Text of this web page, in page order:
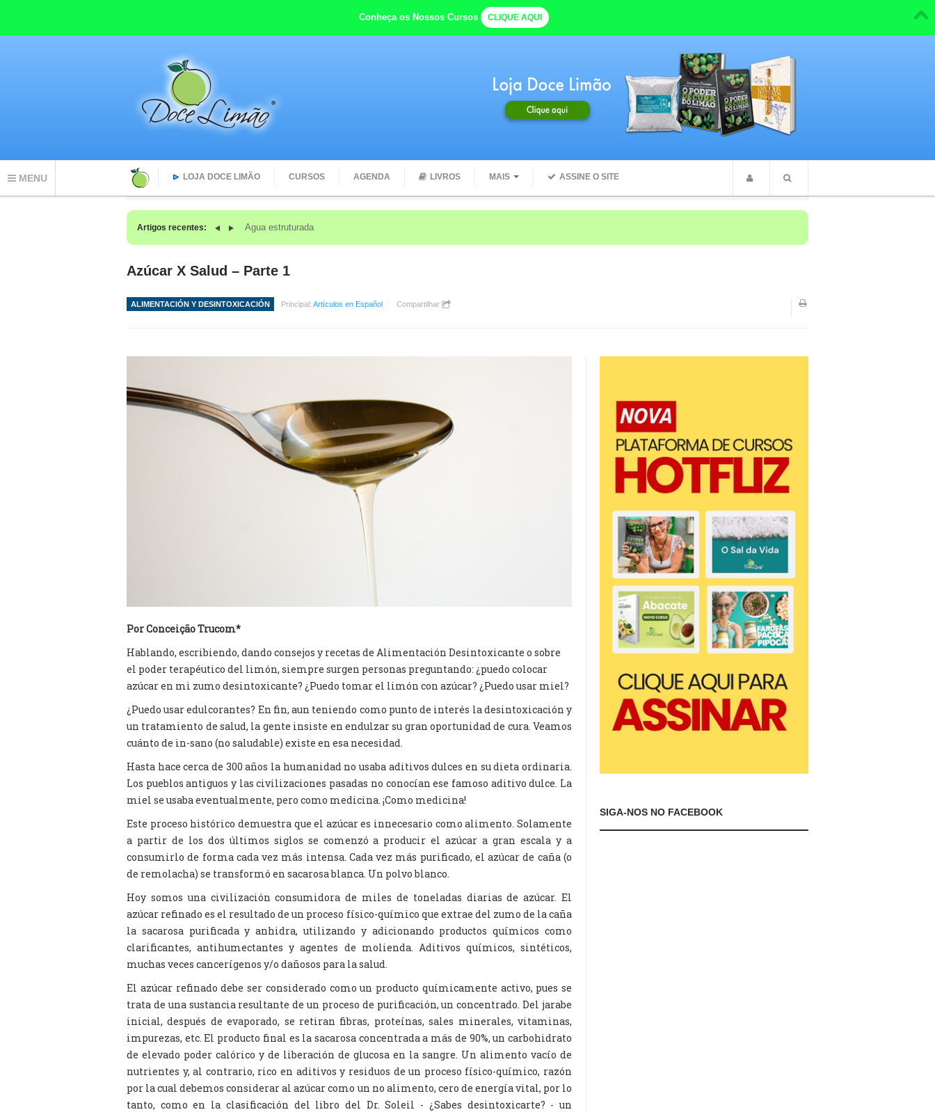
MENU LOJA DOCE LIMÃO CURSOS AGENDA LIVROS MAIS ASSINE O SITE
Artigos recentes: O que acontece com seu CORPO quando você começa o dia com ÁGUA
Azúcar X Salud – Parte 1
ALIMENTACIÓN Y DESINTOXICACIÓN Principal: Artículos en Español Compartilhar
Por Conceição Trucom*
Hablando, escribiendo, dando consejos y recetas de Alimentación Desintoxicante o sobre
el poder terapéutico del limón, siempre surgen personas preguntando: ¿puedo colocar
azúcar en mi zumo desintoxicante? ¿Puedo tomar el limón con azúcar? ¿Puedo usar miel?
¿Puedo usar edulcorantes? En fin, aun teniendo como punto de interés la desintoxicación y
un tratamiento de salud, la gente insiste en endulzar su gran oportunidad de cura. Veamos
cuánto de in-sano (no saludable) existe en esa necesidad.
Hasta hace cerca de 300 años la humanidad no usaba aditivos dulces en su dieta ordinaria.
Los pueblos antiguos y las civilizaciones pasadas no conocían ese famoso aditivo dulce. La
miel se usaba eventualmente, pero como medicina. ¡Como medicina!
Este proceso histórico demuestra que el azúcar es innecesario como alimento. Solamente
a partir de los dos últimos siglos se comenzó a producir el azúcar a gran escala y a
consumirlo de forma cada vez más intensa. Cada vez más purificado, el azúcar de caña (o
de remolacha) se transformó en sacarosa blanca. Un polvo blanco.
Hoy somos una civilización consumidora de miles de toneladas diarias de azúcar. El
azúcar refinado es el resultado de un proceso físico-químico que extrae del zumo de la caña
la sacarosa purificada y anhidra, utilizando y adicionando productos químicos como
clarificantes, antihumectantes y agentes de molienda. Aditivos químicos, sintéticos,
muchas veces cancerígenos y/o dañosos para la salud.
El azúcar refinado debe ser considerado como un producto químicamente activo, pues se
trata de una sustancia resultante de un proceso de purificación, un concentrado. Del jarabe
inicial, después de evaporado, se retiran fibras, proteínas, sales minerales, vitaminas,
impurezas, etc. El producto final es la sacarosa concentrada a más de 90%, un carbohidrato
de elevado poder calórico y de liberación de glucosa en la sangre. Un alimento vacío de
nutrientes y, al contrario, rico en aditivos y residuos de un proceso físico-químico, razón
por la cual debemos considerar al azúcar como un no alimento, cero de energía vital, por lo
tanto, como en la clasificación del libro del Dr. Soleil - ¿Sabes desintoxicarte? - un
SIGA-NOS NO FACEBOOK
Conheça os Nossos Cursos CLIQUE AQUI